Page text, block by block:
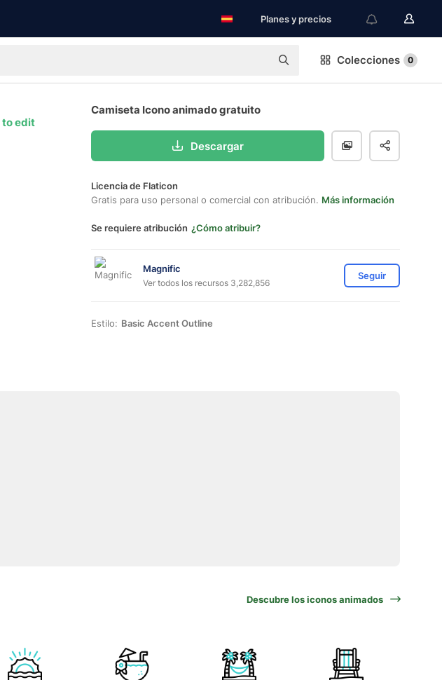
Planes y precios
Colecciones 0
to edit
Camiseta Icono animado gratuito
Descargar
Licencia de Flaticon
Gratis para uso personal o comercial con atribución. Más información
Se requiere atribución ¿Cómo atribuir?
Magnific
Ver todos los recursos 3,282,856
Seguir
Estilo: Basic Accent Outline
Descubre los iconos animados